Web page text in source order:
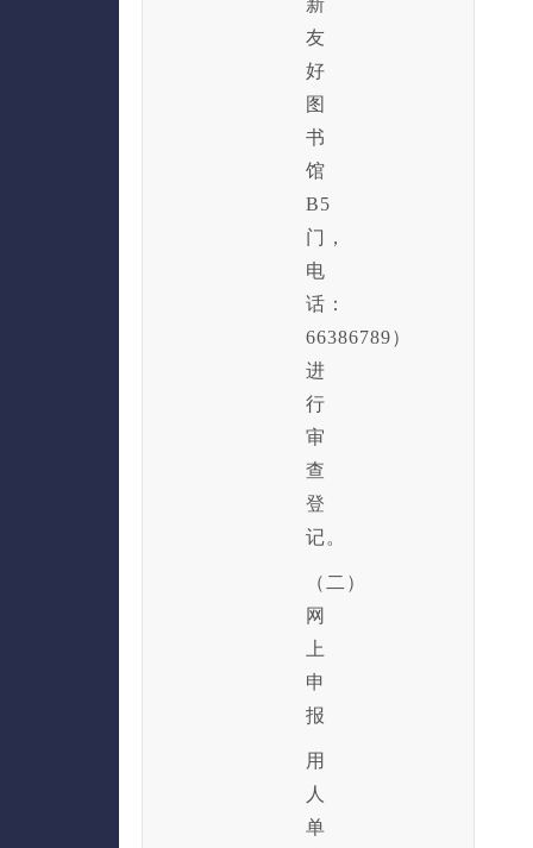
友
好
图
书
馆
B5
门，
电
话：
66386789）
进
行
审
查
登
记。
（二）
网
上
申
报
用
人
单